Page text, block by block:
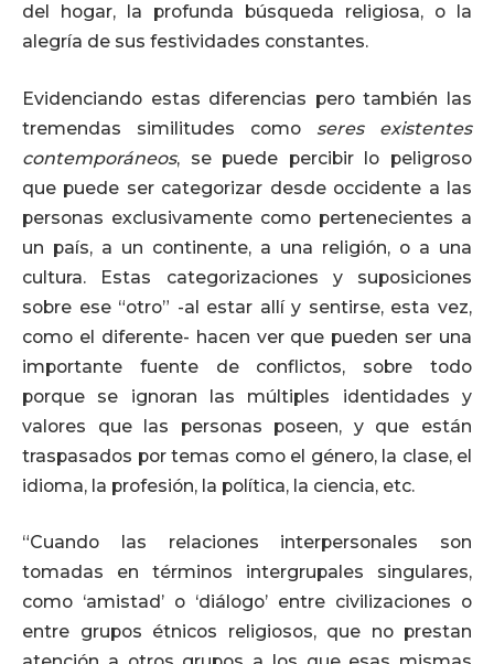
del hogar, la profunda búsqueda religiosa, o la
alegría de sus festividades constantes.
Evidenciando estas diferencias pero también las
tremendas similitudes como seres existentes
contemporáneos, se puede percibir lo peligroso
que puede ser categorizar desde occidente a las
personas exclusivamente como pertenecientes a
un país, a un continente, a una religión, o a una
cultura. Estas categorizaciones y suposiciones
sobre ese “otro” -al estar allí y sentirse, esta vez,
como el diferente- hacen ver que pueden ser una
importante fuente de conflictos, sobre todo
porque se ignoran las múltiples identidades y
valores que las personas poseen, y que están
traspasados por temas como el género, la clase, el
idioma, la profesión, la política, la ciencia, etc.
“Cuando las relaciones interpersonales son
tomadas en términos intergrupales singulares,
como ‘amistad’ o ‘diálogo’ entre civilizaciones o
entre grupos étnicos religiosos, que no prestan